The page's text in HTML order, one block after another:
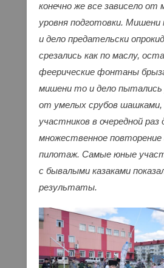
конечно же все зависело
уровня подготовки.
и дело предательски
срезались как по маслу,
феерические фонтаны
мишени то и дело пытались
от умелых срубов
участников в очередной раз
множественное
пилотаж. Самые юные
с бывалыми казаками
результаты.